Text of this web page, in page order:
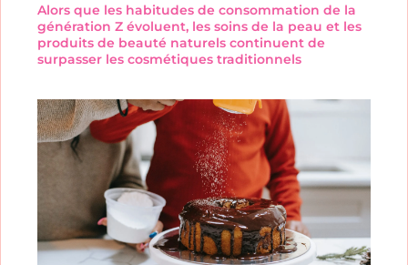
Alors que les habitudes de consommation de la
génération Z évoluent, les soins de la peau et les
produits de beauté naturels continuent de
surpasser les cosmétiques traditionnels